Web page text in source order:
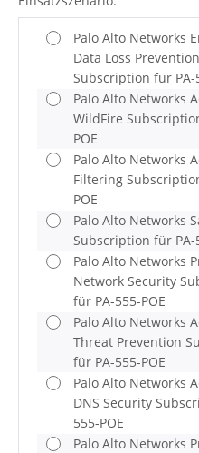
Palo Alto Networks
Data Loss
Subscription für PA-
Palo Alto Networks
WildFire
POE
Palo Alto Networks
Filtering
POE
Palo Alto Networks
Subscription für PA-
Palo Alto Networks
Network Security
für PA-555-POE
Palo Alto Networks
Threat Prevention
für PA-555-POE
Palo Alto Networks
DNS Security
555-POE
Palo Alto Networks